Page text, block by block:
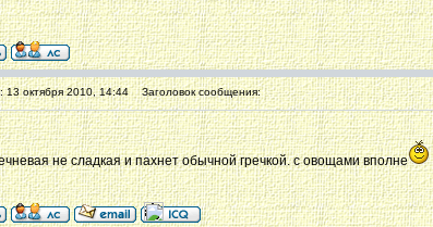
13 октября 2010, 14:44 Заголовок сообщения:
не сладкая и пахнет обычной гречкой. с овощами вполне